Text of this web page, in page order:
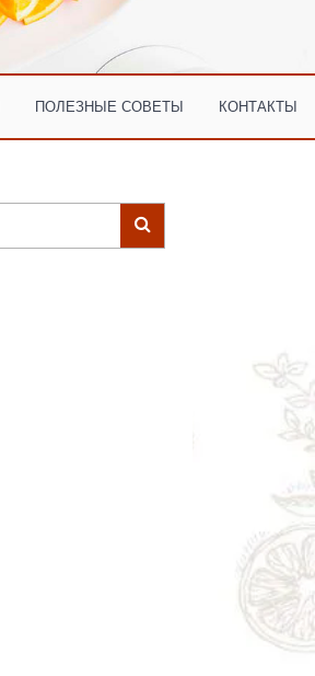
ПОЛЕЗНЫЕ СОВЕТЫ КОНТАКТЫ